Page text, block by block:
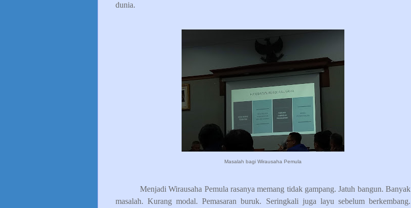
dunia.
Masalah bagi Wirausaha Pemula
Menjadi Wirausaha Pemula rasanya memang tidak gampang. Jatuh bangun. Banyak
masalah. Kurang modal. Pemasaran buruk. Seringkali juga layu sebelum berkembang.